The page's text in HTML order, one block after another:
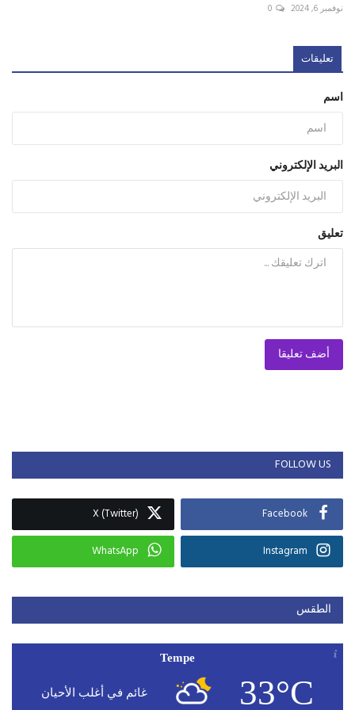
نوفمبر 6, 2024 0
تعليقات
اسم
البريد الإلكتروني
تعليق
أضف تعليقا
FOLLOW US
Facebook
X (Twitter)
Instagram
WhatsApp
الطقس
Tempe
33°C غائم في أغلب الأحيان